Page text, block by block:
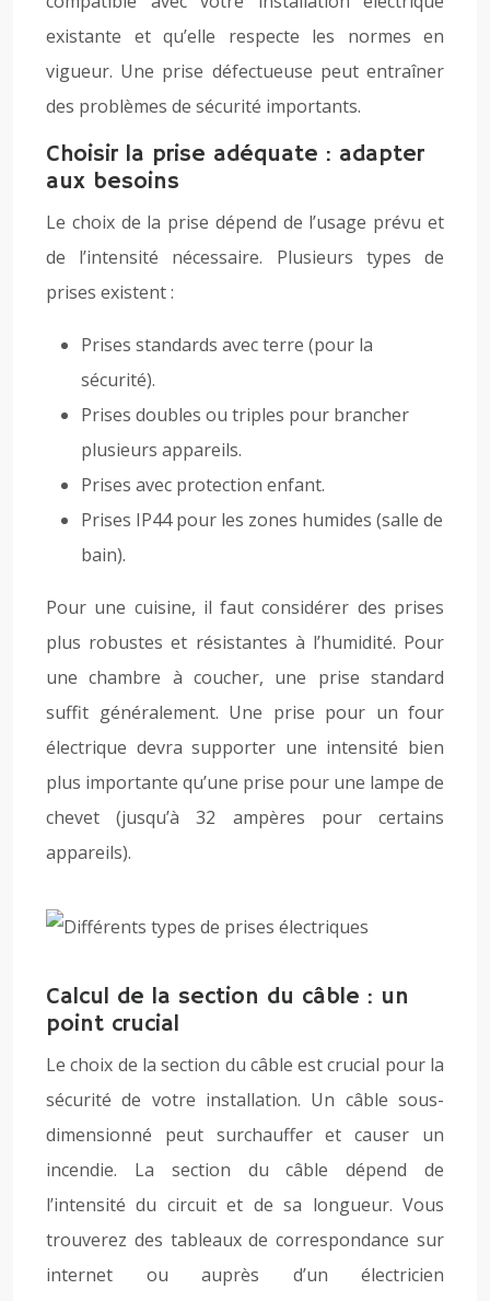
existante et qu’elle respecte les normes en
vigueur. Une prise défectueuse peut entraîner
des problèmes de sécurité importants.
Choisir la prise adéquate : adapter
aux besoins
Le choix de la prise dépend de l’usage prévu et
de l’intensité nécessaire. Plusieurs types de
prises existent :
Prises standards avec terre (pour la
sécurité).
Prises doubles ou triples pour brancher
plusieurs appareils.
Prises avec protection enfant.
Prises IP44 pour les zones humides (salle de
bain).
Pour une cuisine, il faut considérer des prises
plus robustes et résistantes à l’humidité. Pour
une chambre à coucher, une prise standard
suffit généralement. Une prise pour un four
électrique devra supporter une intensité bien
plus importante qu’une prise pour une lampe de
chevet (jusqu’à 32 ampères pour certains
appareils).
Calcul de la section du câble : un
point crucial
Le choix de la section du câble est crucial pour la
sécurité de votre installation. Un câble sous-
dimensionné peut surchauffer et causer un
incendie. La section du câble dépend de
l’intensité du circuit et de sa longueur. Vous
trouverez des tableaux de correspondance sur
internet ou auprès d’un électricien